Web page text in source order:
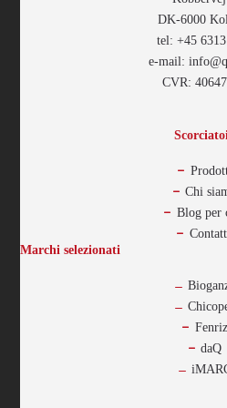
DK-6000
tel: +45
e-mail:
CVR:
Chi
Blog per
Marchi selezionati
Fenriz
daQ